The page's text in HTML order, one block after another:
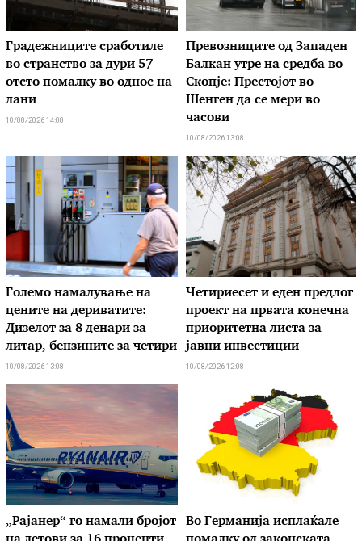
Градежниците сработиле
во странство за дури 57
отсто помалку во однос на
лани
10/08/2026 14:08
Превозниците од Западен
Балкан утре на средба во
Скопје: Престојот во
Шенген да се мери во
часови
10/08/2026 13:08
Големо намалување на
цените на дериватите:
Дизелот за 8 денари за
литар, бензините за четири
10/08/2026 13:08
Четириесет и еден предлог
проект на првата конечна
приоритетна листа за
јавни инвестиции
10/08/2026 12:08
„Рајанер“ го намали бројот
Во Германија исплаќале